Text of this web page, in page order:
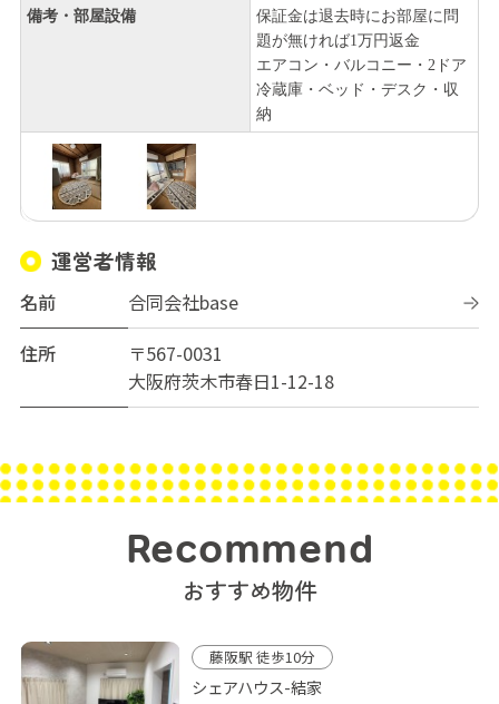
備考・部屋設備
保証金は退去時にお部屋に問
題が無ければ1万円返金
エアコン・バルコニー・2ドア
冷蔵庫・ベッド・デスク・収
納
運営者情報
名前
合同会社base
住所
〒567-0031
大阪府茨木市春日1-12-18
Recommend
おすすめ物件
藤阪駅 徒歩10分
シェアハウス-結家